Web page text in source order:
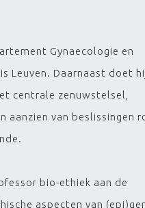
Gynaecologie en
Leuven. Daarnaast doet
centrale zenuwstelsel,
van beslissingen
bio-ethiek aan de
aspecten van